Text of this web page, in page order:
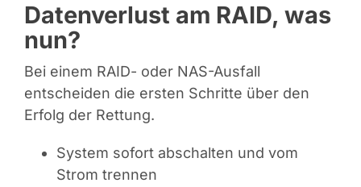
Datenverlust am RAID, was
nun?
Bei einem RAID- oder NAS-Ausfall
entscheiden die ersten Schritte über den
Erfolg der Rettung.
System sofort abschalten und vom
Strom trennen